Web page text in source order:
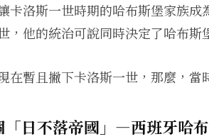
卡洛斯一世時期的哈布斯堡家族
，他的統治可說同時決定了哈布斯
在暫且撇下卡洛斯一世，那麼，當
「日不落帝國」—西班牙哈